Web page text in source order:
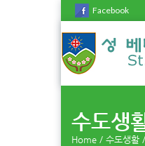
Facebook
수도생
Home / 수도생활 /